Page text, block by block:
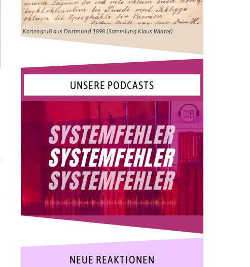
Kartengruß aus Dortmund 1898 (Sammlung Klaus Winter)
UNSERE PODCASTS
NEUE REAKTIONEN